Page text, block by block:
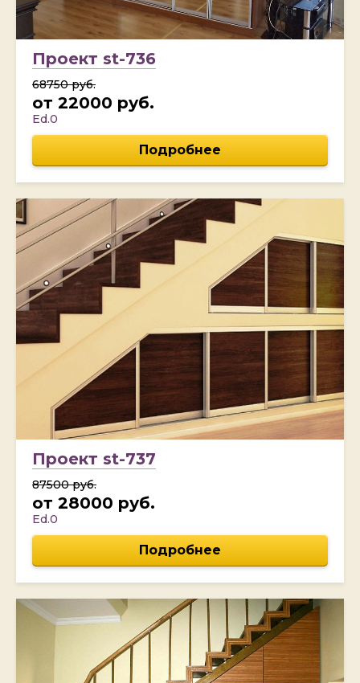
Проект st-736
68750 руб.
от 22000 руб.
Ed.0
Подробнее
Проект st-737
87500 руб.
от 28000 руб.
Ed.0
Подробнее